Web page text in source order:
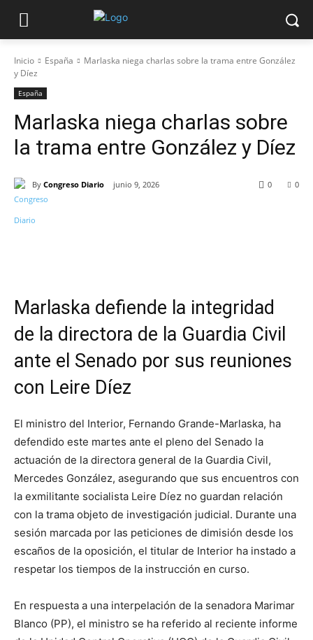
Inicio España
Marlaska niega charlas sobre la trama entre González
y Díez
España
Marlaska niega charlas sobre
la trama entre González y Díez
By Congreso Diario junio 9, 2026 0
0
Marlaska defiende la integridad
de la directora de la Guardia Civil
ante el Senado por sus reuniones
con Leire Díez
El ministro del Interior, Fernando Grande-Marlaska, ha
defendido este martes ante el pleno del Senado la
actuación de la directora general de la Guardia Civil,
Mercedes González, asegurando que sus encuentros con
la exmilitante socialista Leire Díez no guardan relación
con la trama objeto de investigación judicial. Durante una
sesión marcada por las peticiones de dimisión desde los
escaños de la oposición, el titular de Interior ha instado a
respetar los tiempos de la instrucción en curso.
En respuesta a una interpelación de la senadora Marimar
Blanco (PP), el ministro se ha referido al reciente informe